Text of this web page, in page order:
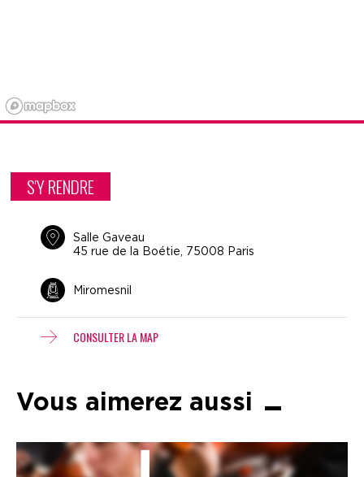
S'Y RENDRE
Salle Gaveau
45 rue de la Boétie, 75008 Paris
Miromesnil
CONSULTER LA MAP
Vous aimerez aussi